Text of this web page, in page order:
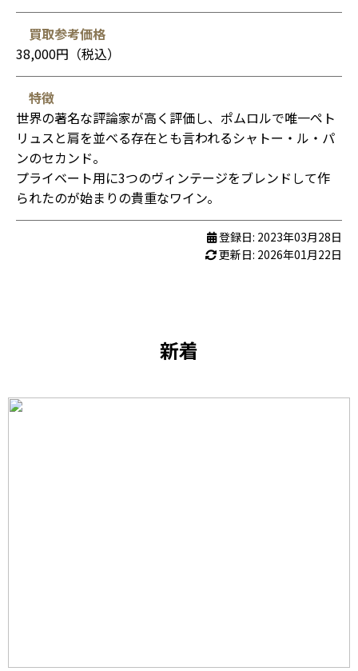
買取参考価格
38,000円（税込）
特徴
世界の著名な評論家が高く評価し、ポムロルで唯一ペト
リュスと肩を並べる存在とも言われるシャトー・ル・パ
ンのセカンド。
プライベート用に3つのヴィンテージをブレンドして作
られたのが始まりの貴重なワイン。
登録日: 2023年03月28日
更新日: 2026年01月22日
新着